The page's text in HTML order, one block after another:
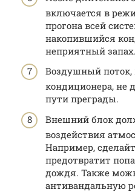
включается в
прогона всей
накопившийся
неприятный запах.
Воздушный поток,
кондиционера, не
пути преграды.
Внешний блок
воздействия
Например,
предотвратит
дождя. Также
антивандальную